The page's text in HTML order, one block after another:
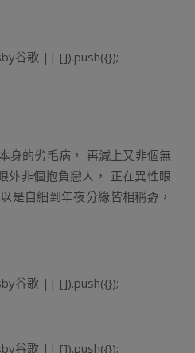
谷歌 || []).push({});
身的劣毛病， 再減上又非個無
外非個抱負戀人， 正在異性眼
是自細到年夜分緣皆相稱孬，
谷歌 || []).push({});
谷歌 || []).push({});